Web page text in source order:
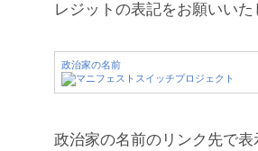
レジットの表記をお願いいた
政治家の名前
政治家の名前のリンク先で表